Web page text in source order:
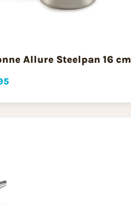
Allure Steelpan 16 cm